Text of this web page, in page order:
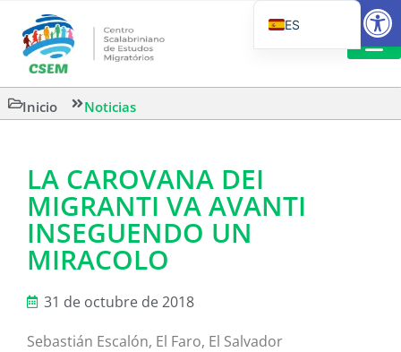
Inicio Noticias
LA CAROVANA DEI
MIGRANTI VA AVANTI
INSEGUENDO UN
MIRACOLO
31 de octubre de 2018
Sebastián Escalón, El Faro, El Salvador
ES
EN